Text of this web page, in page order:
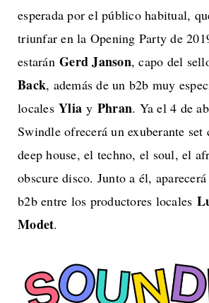
esperada por el público habitual,
triunfar en la Opening Party de
estarán Gerd Janson, capo del
Back, además de un b2b muy
locales Ylia y Phran. Ya el 4 de
Swindle ofrecerá un exuberante set
deep house, el techno, el soul, el
obscure disco. Junto a él,
b2b entre los productores locales
Modet.